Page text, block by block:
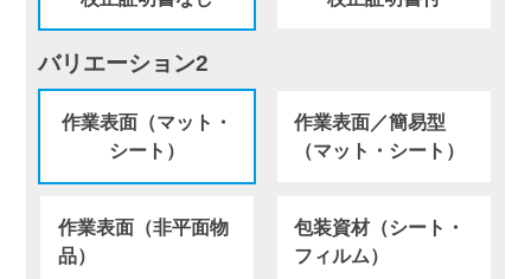
バリエーション2
作業表面（マット・
シート）
作業表面／簡易型
（マット・シート）
作業表面（非平面物
品）
包装資材（シート・
フィルム）